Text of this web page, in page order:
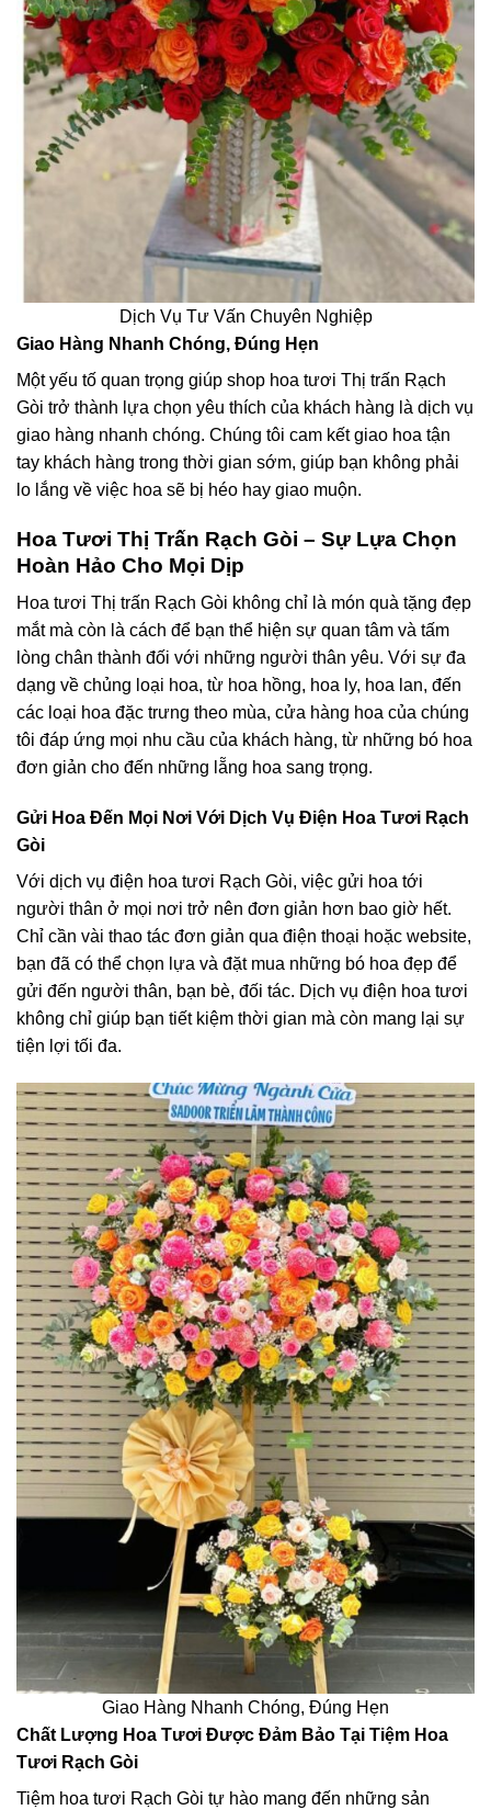
Dịch Vụ Tư Vấn Chuyên Nghiệp
Giao Hàng Nhanh Chóng, Đúng Hẹn
Một yếu tố quan trọng giúp shop hoa tươi Thị trấn Rạch
Gòi trở thành lựa chọn yêu thích của khách hàng là dịch vụ
giao hàng nhanh chóng. Chúng tôi cam kết giao hoa tận
tay khách hàng trong thời gian sớm, giúp bạn không phải
lo lắng về việc hoa sẽ bị héo hay giao muộn.
Hoa Tươi Thị Trấn Rạch Gòi – Sự Lựa Chọn
Hoàn Hảo Cho Mọi Dịp
Hoa tươi Thị trấn Rạch Gòi không chỉ là món quà tặng đẹp
mắt mà còn là cách để bạn thể hiện sự quan tâm và tấm
lòng chân thành đối với những người thân yêu. Với sự đa
dạng về chủng loại hoa, từ hoa hồng, hoa ly, hoa lan, đến
các loại hoa đặc trưng theo mùa, cửa hàng hoa của chúng
tôi đáp ứng mọi nhu cầu của khách hàng, từ những bó hoa
đơn giản cho đến những lẵng hoa sang trọng.
Gửi Hoa Đến Mọi Nơi Với Dịch Vụ Điện Hoa Tươi Rạch
Gòi
Với dịch vụ điện hoa tươi Rạch Gòi, việc gửi hoa tới
người thân ở mọi nơi trở nên đơn giản hơn bao giờ hết.
Chỉ cần vài thao tác đơn giản qua điện thoại hoặc website,
bạn đã có thể chọn lựa và đặt mua những bó hoa đẹp để
gửi đến người thân, bạn bè, đối tác. Dịch vụ điện hoa tươi
không chỉ giúp bạn tiết kiệm thời gian mà còn mang lại sự
tiện lợi tối đa.
Giao Hàng Nhanh Chóng, Đúng Hẹn
Chất Lượng Hoa Tươi Được Đảm Bảo Tại Tiệm Hoa
Tươi Rạch Gòi
Tiệm hoa tươi Rạch Gòi tự hào mang đến những sản